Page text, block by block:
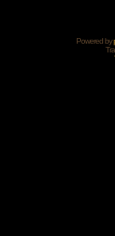
Powered by